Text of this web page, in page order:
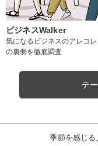
ビジネスWalker
気になるビジネスのアレコレ
の裏側を徹底調査
テ
季節を感じ